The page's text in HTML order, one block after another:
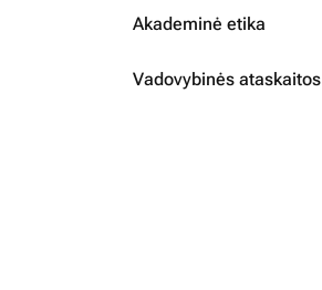
Akademinė etika
Vadovybinės ataskaitos